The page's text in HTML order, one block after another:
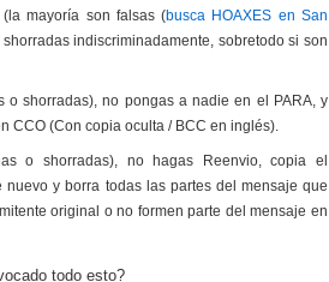
mayoría son falsas (busca HOAXES en San
indiscriminadamente, sobretodo si son
o shorradas), no pongas a nadie en el PARA, y
CCO (Con copia oculta / BCC en inglés).
o shorradas), no hagas Reenvio, copia el
nuevo y borra todas las partes del mensaje que
original o no formen parte del mensaje en
todo esto?